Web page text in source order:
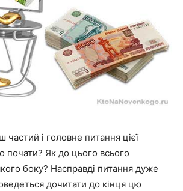
частий і головне питання цієї
почати? Як до цього всього
боку? Насправді питання дуже
дочитати до кінця цю